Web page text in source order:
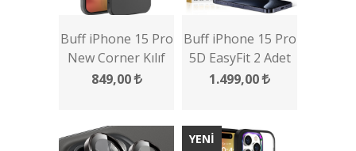
Buff iPhone 15 Pro
New Corner Kılıf
849,00
Buff iPhone 15 Pro
5D EasyFit 2 Adet
Ekran Koruyucu
1.499,00
YENİ